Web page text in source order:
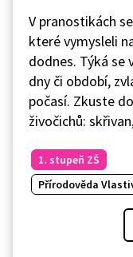
V pranostikách
které vymysleli
dodnes. Týká se
dny či období,
počasí. Zkuste
živočichů:
1. stupeň ZŠ
Přírodověda